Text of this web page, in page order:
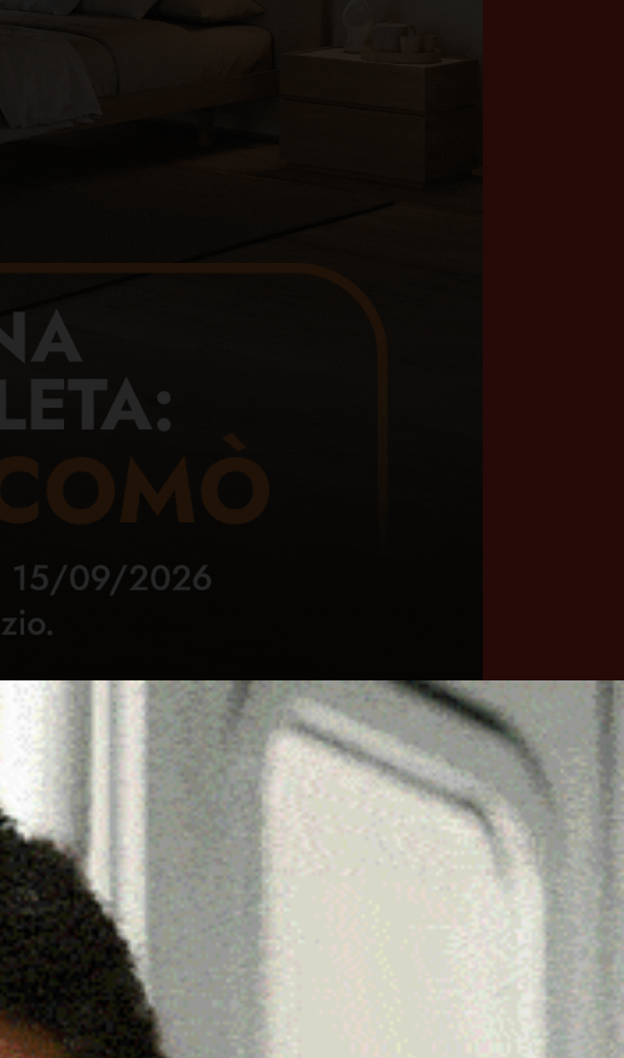
Rubriche Necrologie
Numeri
utili
Contatti
Cerca
Cerca